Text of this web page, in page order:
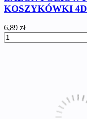
KOSZYKÓWKI 4D
6,89 zł